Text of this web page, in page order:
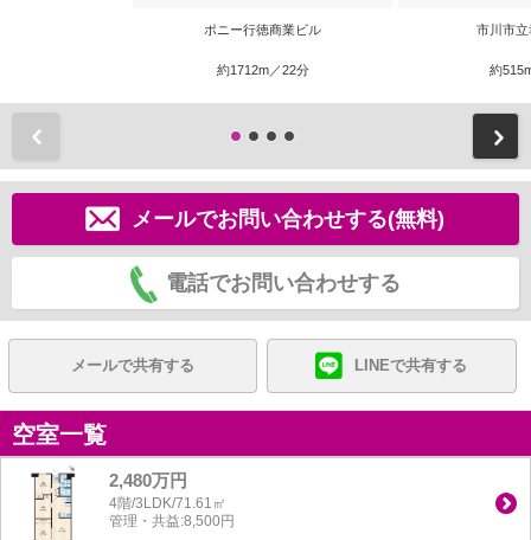
ポニー行徳商業ビル
約1712m／22分
市川市
約
メールでお問い合わせする(無料)
電話でお問い合わせする
メールで共有する LINEで共有する
空室一覧
2,480万円
4階/3LDK/71.61㎡
管理・共益:8,500円